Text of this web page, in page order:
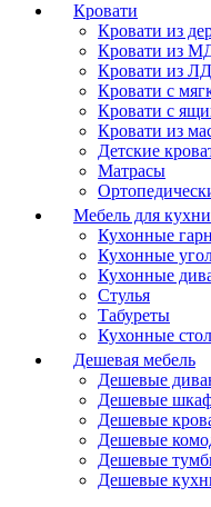
Кровати
Кровати из
Кровати из
Кровати из
Кровати с
Кровати с
Кровати из
Детские
Матрасы
Мебель для кухни
Кухонные
Кухонные
Кухонные
Стулья
Табуреты
Кухонные
Дешевая мебель
Дешевые
Дешевые
Дешевые
Дешевые
Дешевые
Дешевые